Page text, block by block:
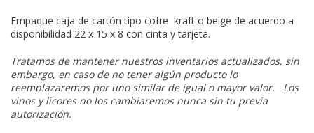
Empaque caja de cartón tipo cofre kraft o beige de acuerdo a
disponibilidad 22 x 15 x 8 con cinta y tarjeta.
Tratamos de mantener nuestros inventarios actualizados, sin
embargo, en caso de no tener algún producto lo
reemplazaremos por uno similar de igual o mayor valor. Los
vinos y licores no los cambiaremos nunca sin tu previa
autorización.